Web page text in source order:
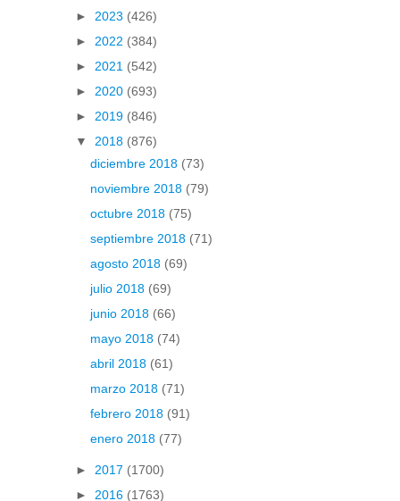
► 2023 (426)
► 2022 (384)
► 2021 (542)
► 2020 (693)
► 2019 (846)
▼ 2018 (876)
diciembre 2018 (73)
noviembre 2018 (79)
octubre 2018 (75)
septiembre 2018 (71)
agosto 2018 (69)
julio 2018 (69)
junio 2018 (66)
mayo 2018 (74)
abril 2018 (61)
marzo 2018 (71)
febrero 2018 (91)
enero 2018 (77)
► 2017 (1700)
► 2016 (1763)